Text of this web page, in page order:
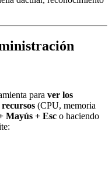
para ver los
(CPU, memoria
Mayús + Esc o haciendo